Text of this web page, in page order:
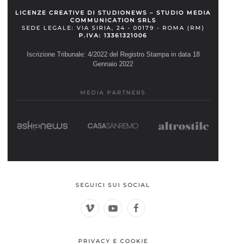
LICENZE CREATIVE DI STUDIONEWS – STUDIO MEDIA
COMMUNICATION SRLS
SEDE LEGALE: VIA SIRIA, 24 - 00179 - ROMA (RM)
P.IVA: 13361321006
Iscrizione Tribunale: 4/2022 del Registro Stampa in data 18
Gennaio 2022
MEDIA PARTNERS
SEGUICI SUI SOCIAL
PRIVACY E COOKIE